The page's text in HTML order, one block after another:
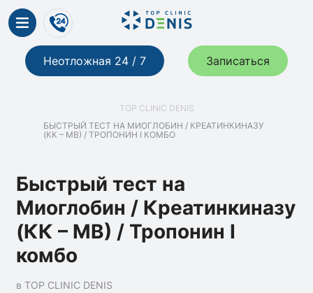
Неотложная 24 / 7 Записаться
TOP CLINIC DENIS
БЫСТРЫЙ ТЕСТ НА МИОГЛОБИН / КРЕАТИНКИНАЗУ
(КК – МВ) / ТРОПОНИН I КОМБО
Быстрый тест на
Миоглобин / Креатинкиназу
(КК – МВ) / Тропонин I
комбо
в TOP CLINIC DENIS